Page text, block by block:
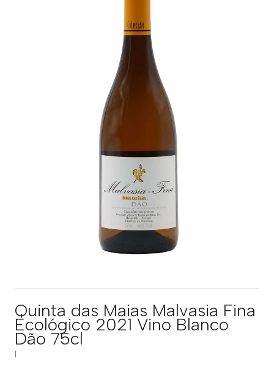
Quinta das Maias Malvasia Fina
Ecológico 2021 Vino Blanco
Dão 75cl